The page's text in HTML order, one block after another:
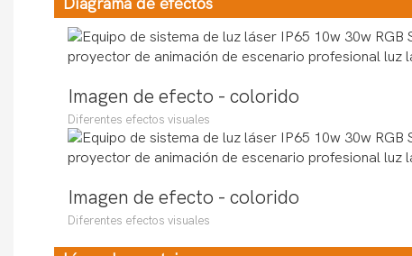
Imagen de efecto - colorido
Diferentes efectos visuales
Imagen de efecto - colorido
Diferentes efectos visuales